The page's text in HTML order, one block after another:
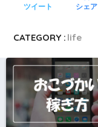
ツイート シェア
CATEGORY : life